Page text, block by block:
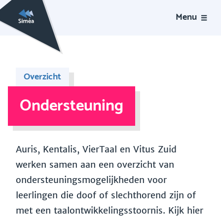
Menu
Overzicht
Ondersteuning
Auris, Kentalis, VierTaal en Vitus Zuid
werken samen aan een overzicht van
ondersteuningsmogelijkheden voor
leerlingen die doof of slechthorend zijn of
met een taalontwikkelingsstoornis. Kijk hier